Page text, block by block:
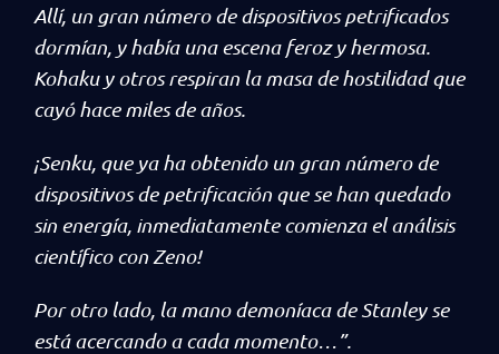
Allí, un gran número de dispositivos petrificados
dormían, y había una escena feroz y hermosa.
Kohaku y otros respiran la masa de hostilidad que
cayó hace miles de años.
¡Senku, que ya ha obtenido un gran número de
dispositivos de petrificación que se han quedado
sin energía, inmediatamente comienza el análisis
científico con Zeno!
Por otro lado, la mano demoníaca de Stanley se
está acercando a cada momento…”.